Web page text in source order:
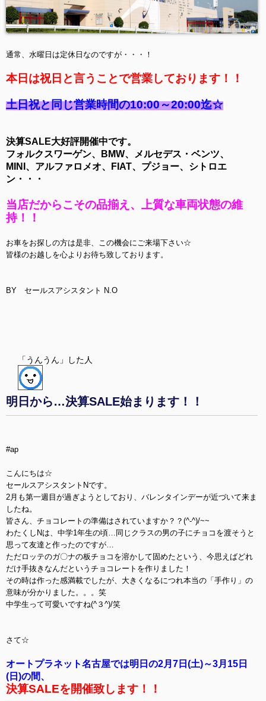
通常、水曜日は定休日なのですが・・・！
本日は祝日と言うことで営業しております！！
土日祝と同じ営業時間の10:00～20:00迄☆
決算SALE大好評開催中です。
フォルクスワーゲン、BMW、メルセデス・ベンツ、
MINI、アルファロメオ、FIAT、プジョー、シトロエ
ン・・・
当店だからこその品揃え、上質な車両状態の維
持！！
お車をお探しの方は是非、この機会にご来場下さい☆
皆様のお越しを心よりお待ち致しております。
BY セールスアシスタント N.O
「うんうん」した人
明日から…決算SALE始まります！！
#ap
こんにちは☆
セールスアシスタントNです。
2月も第一週目が過ぎようとしており、バレンタインデーが近づいて来ま
したね。
皆さん、チョコレートの準備はされていますか？？(^-^)/~~
わたくしNは、中学1年生の頃…同じクラスの男の子にチョコを渡そうと
思って友達と作ったのですが…
ただロッテのガ〇ナの板チョコを溶かして固めたという、今思えばどれ
だけ手抜きなんだというチョコレートを作りました！
その時は作った感満載でしたが、大きくなるにつれ本当の「手作り」の
意味が分かりました。。。笑
中学生って可愛いですね(^３^)/笑
さて☆
オートプラネット名古屋では明日の2月7日(土)～3月15日
(日)の間、
決算SALEを開催致します！！